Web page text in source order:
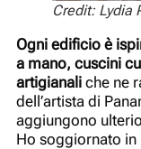
Credit: Lydia
Ogni edificio è
a mano, cuscini
artigianali che ne
dell’artista di
aggiungono
Ho soggiornato in